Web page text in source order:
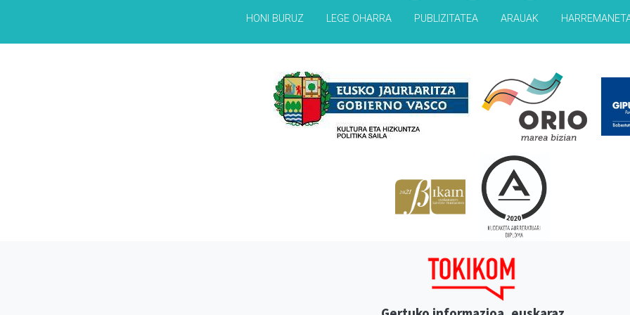
HONI BURUZ LEGE OHARRA PUBLIZITATEA ARAUAK